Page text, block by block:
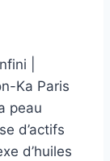
|
Ka Paris
peau
d’actifs
d’huiles